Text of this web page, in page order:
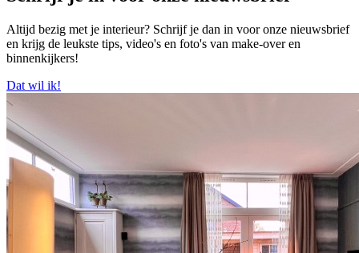
Altijd bezig met je interieur? Schrijf je dan in voor onze nieuwsbrief
en krijg de leukste tips, video's en foto's van make-over en
binnenkijkers!
Dat wil ik!